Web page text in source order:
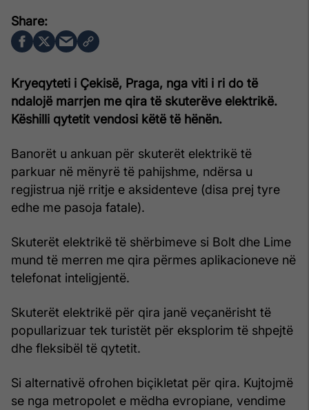
Kryeqyteti i Çekisë, Praga, nga viti i ri do të
ndalojë marrjen me qira të skuterëve elektrikë.
Këshilli qytetit vendosi këtë të hënën.
Banorët u ankuan për skuterët elektrikë të
parkuar në mënyrë të pahijshme, ndërsa u
regjistrua një rritje e aksidenteve (disa prej tyre
edhe me pasoja fatale).
Skuterët elektrikë të shërbimeve si Bolt dhe Lime
mund të merren me qira përmes aplikacioneve në
telefonat inteligjentë.
Skuterët elektrikë për qira janë veçanërisht të
popullarizuar tek turistët për eksplorim të shpejtë
dhe fleksibël të qytetit.
Si alternativë ofrohen biçikletat për qira. Kujtojmë
se nga metropolet e mëdha evropiane, vendime